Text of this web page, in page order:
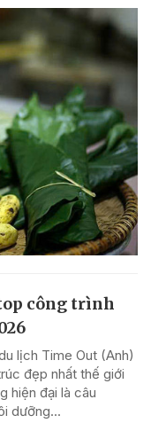
công trình
lịch Time Out (Anh)
đẹp nhất thế giới
hiện đại là câu
dưỡng...